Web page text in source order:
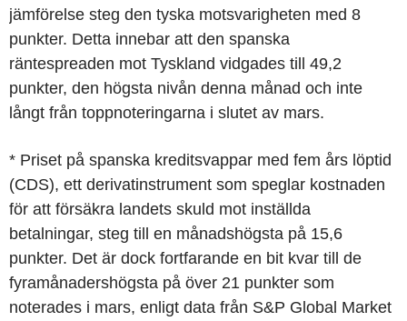
jämförelse steg den tyska motsvarigheten med 8
punkter. Detta innebar att den spanska
räntespreaden mot Tyskland vidgades till 49,2
punkter, den högsta nivån denna månad och inte
långt från toppnoteringarna i slutet av mars.
* Priset på spanska kreditsvappar med fem års löptid
(CDS), ett derivatinstrument som speglar kostnaden
för att försäkra landets skuld mot inställda
betalningar, steg till en månadshögsta på 15,6
punkter. Det är dock fortfarande en bit kvar till de
fyramånadershögsta på över 21 punkter som
noterades i mars, enligt data från S&P Global Market